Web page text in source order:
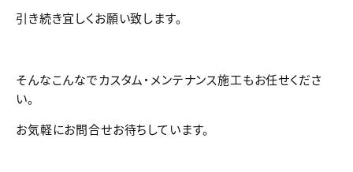
引き続き宜しくお願い致します。
そんなこんなでカスタム・メンテナンス施工もお任せくださ
い。
お気軽にお問合せお待ちしています。